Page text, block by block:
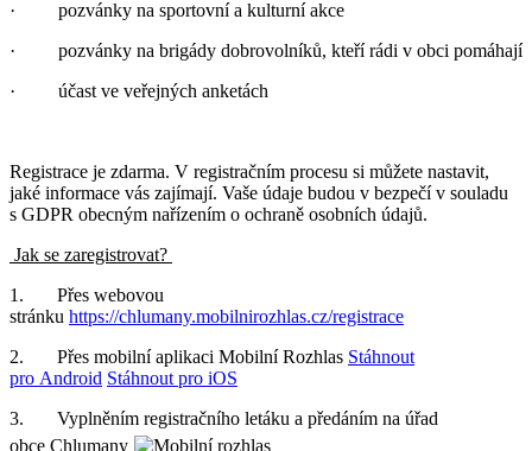
· pozvánky na sportovní a kulturní akce
· pozvánky na brigády dobrovolníků, kteří rádi v obci pomáhají
· účast ve veřejných anketách
Registrace je zdarma. V registračním procesu si můžete nastavit,
jaké informace vás zajímají. Vaše údaje budou v bezpečí v souladu
s GDPR obecným nařízením o ochraně osobních údajů.
Jak se zaregistrovat?
1. Přes webovou
stránku https://chlumany.mobilnirozhlas.cz/registrace
2. Přes mobilní aplikaci Mobilní Rozhlas Stáhnout
pro Android Stáhnout pro iOS
3. Vyplněním registračního letáku a předáním na úřad
obce Chlumany